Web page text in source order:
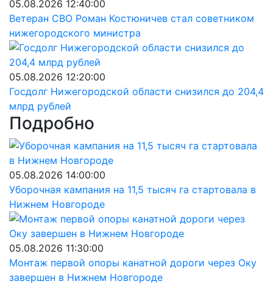
05.08.2026 12:40:00
Ветеран СВО Роман Костюничев стал советником
нижегородского министра
05.08.2026 12:20:00
Госдолг Нижегородской области снизился до 204,4
млрд рублей
Подробно
05.08.2026 14:00:00
Уборочная кампания на 11,5 тысяч га стартовала в
Нижнем Новгороде
05.08.2026 11:30:00
Монтаж первой опоры канатной дороги через Оку
завершен в Нижнем Новгороде